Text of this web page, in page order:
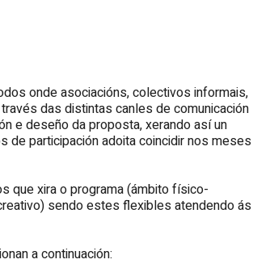
onde asociacións, colectivos informais,
das distintas canles de comunicación
e deseño da proposta, xerando así un
de participación adoita coincidir nos meses
que xira o programa (ámbito físico-
sendo estes flexibles atendendo ás
a continuación: